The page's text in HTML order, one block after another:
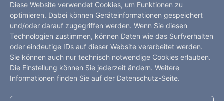
Diese Website verwendet Cookies, um Funktionen zu
optimieren. Dabei können Geräteinformationen gespeichert
und/oder darauf zugegriffen werden. Wenn Sie diesen
Technologien zustimmen, können Daten wie das Surfverhalten
oder eindeutige IDs auf dieser Website verarbeitet werden.
Sie können auch nur technisch notwendige Cookies erlauben.
Die Einstellung können Sie jederzeit ändern. Weitere
Informationen finden Sie auf der Datenschutz-Seite.
Executive Search – Hamburg, Kopenhagen, Shanghai,
Düsseldorf